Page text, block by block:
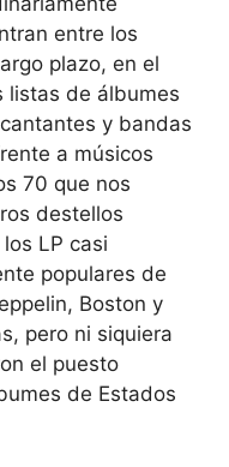
entre los
plazo, en el
listas de álbumes
y bandas
a músicos
70 que nos
destellos
LP casi
populares de
Boston y
pero ni siquiera
el puesto
de Estados